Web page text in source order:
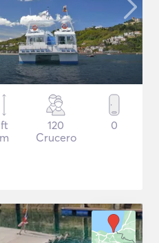
120
Crucero
0